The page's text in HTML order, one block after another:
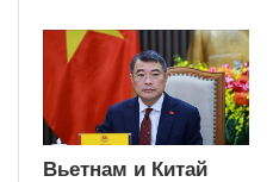
Вьетнам и Китай